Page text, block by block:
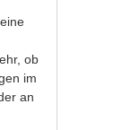
ob
im
an